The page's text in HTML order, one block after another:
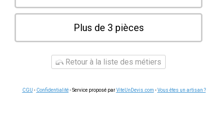
Plus de 3 pièces
Retour à la liste des métiers
CGU - Confidentialité- Service proposé parViteUnDevis.com -Vous êtes un artisan ?